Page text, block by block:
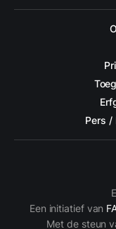
Pers /
Een initiatief van
Met de steun